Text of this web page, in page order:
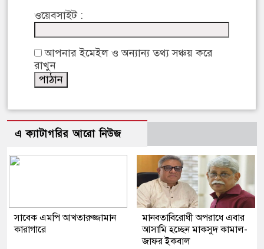
ওয়েবসাইট :
আপনার ইমেইল ও অন্যান্য তথ্য সঞ্চয় করে
রাখুন
এ ক্যাটাগরির আরো নিউজ
সাবেক এমপি আখতারুজ্জামান
কারাগারে
মানবতাবিরোধী অপরাধে এবার
আসামি হচ্ছেন মাকসুদ কামাল-
জাফর ইকবাল